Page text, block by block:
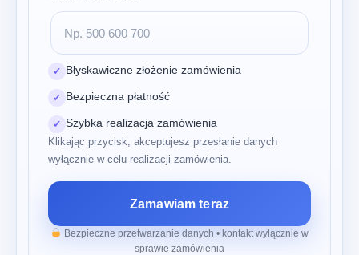
✓ Błyskawiczne złożenie zamówienia
✓ Bezpieczna płatność
✓ Szybka realizacja zamówienia
Klikając przycisk, akceptujesz przesłanie danych
wyłącznie w celu realizacji zamówienia.
Zamawiam teraz
Bezpieczne przetwarzanie danych • kontakt wyłącznie w
sprawie zamówienia